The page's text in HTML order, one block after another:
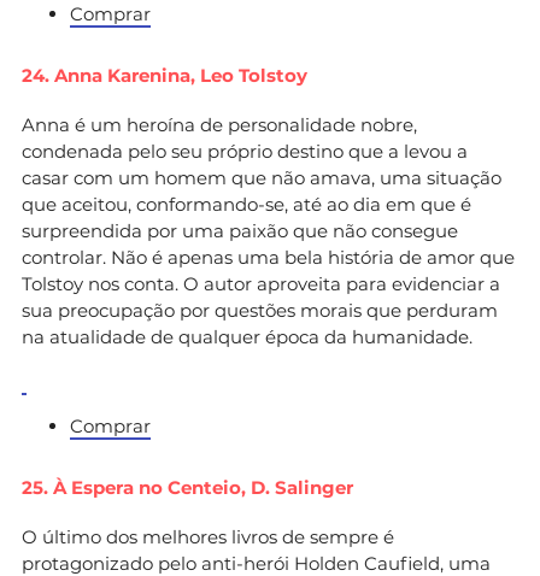
Comprar
24. Anna Karenina, Leo Tolstoy
Anna é um heroína de personalidade nobre,
condenada pelo seu próprio destino que a levou a
casar com um homem que não amava, uma situação
que aceitou, conformando-se, até ao dia em que é
surpreendida por uma paixão que não consegue
controlar. Não é apenas uma bela história de amor que
Tolstoy nos conta. O autor aproveita para evidenciar a
sua preocupação por questões morais que perduram
na atualidade de qualquer época da humanidade.
Comprar
25. À Espera no Centeio, D. Salinger
O último dos melhores livros de sempre é
protagonizado pelo anti-herói Holden Caufield, uma